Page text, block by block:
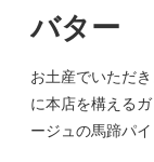
バター
お土産でいただ
に本店を構える
ージュの馬蹄パイ